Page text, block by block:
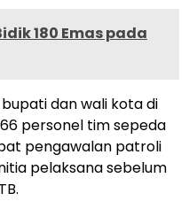
180 Emas pada
dan wali kota di
personel tim sepeda
pengawalan patroli
pelaksana sebelum